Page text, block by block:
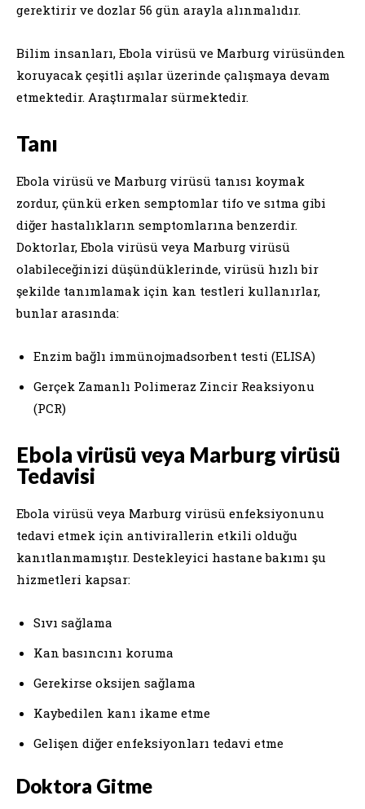
gerektirir ve dozlar 56 gün arayla alınmalıdır.
Bilim insanları, Ebola virüsü ve Marburg virüsünden
koruyacak çeşitli aşılar üzerinde çalışmaya devam
etmektedir. Araştırmalar sürmektedir.
Tanı
Ebola virüsü ve Marburg virüsü tanısı koymak
zordur, çünkü erken semptomlar tifo ve sıtma gibi
diğer hastalıkların semptomlarına benzerdir.
Doktorlar, Ebola virüsü veya Marburg virüsü
olabileceğinizi düşündüklerinde, virüsü hızlı bir
şekilde tanımlamak için kan testleri kullanırlar,
bunlar arasında:
Enzim bağlı immünojmadsorbent testi (ELISA)
Gerçek Zamanlı Polimeraz Zincir Reaksiyonu
(PCR)
Ebola virüsü veya Marburg virüsü
Tedavisi
Ebola virüsü veya Marburg virüsü enfeksiyonunu
tedavi etmek için antivirallerin etkili olduğu
kanıtlanmamıştır. Destekleyici hastane bakımı şu
hizmetleri kapsar:
Sıvı sağlama
Kan basıncını koruma
Gerekirse oksijen sağlama
Kaybedilen kanı ikame etme
Gelişen diğer enfeksiyonları tedavi etme
Doktora Gitme